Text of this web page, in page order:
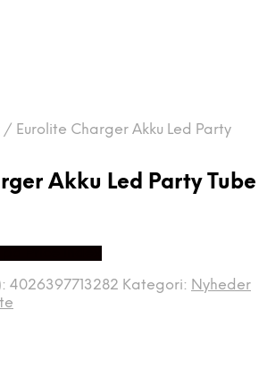
/ Eurolite Charger Akku Led Party
Akku Led Party Tube
4026397713282 Kategori: Nyheder